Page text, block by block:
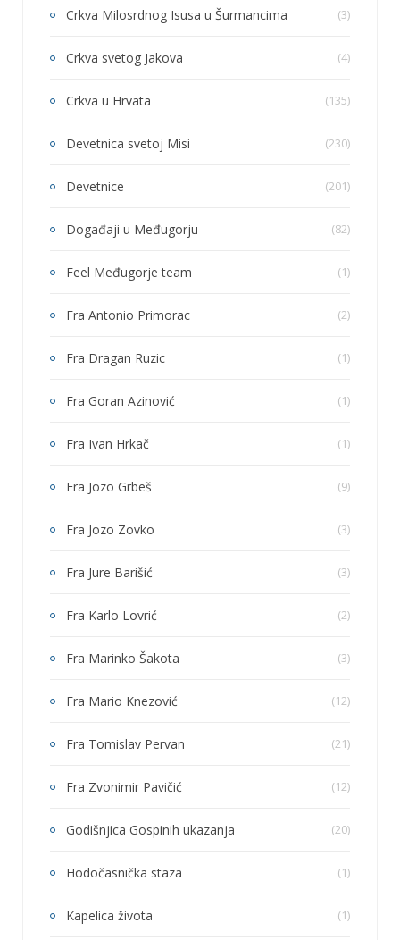
Crkva Milosrdnog Isusa u Šurmancima (3)
Crkva svetog Jakova (4)
Crkva u Hrvata (135)
Devetnica svetoj Misi (230)
Devetnice (201)
Događaji u Međugorju (82)
Feel Međugorje team (1)
Fra Antonio Primorac (2)
Fra Dragan Ruzic (1)
Fra Goran Azinović (1)
Fra Ivan Hrkač (1)
Fra Jozo Grbeš (9)
Fra Jozo Zovko (3)
Fra Jure Barišić (3)
Fra Karlo Lovrić (2)
Fra Marinko Šakota (3)
Fra Mario Knezović (12)
Fra Tomislav Pervan (21)
Fra Zvonimir Pavičić (12)
Godišnjica Gospinih ukazanja (20)
Hodočasnička staza (1)
Kapelica života (1)